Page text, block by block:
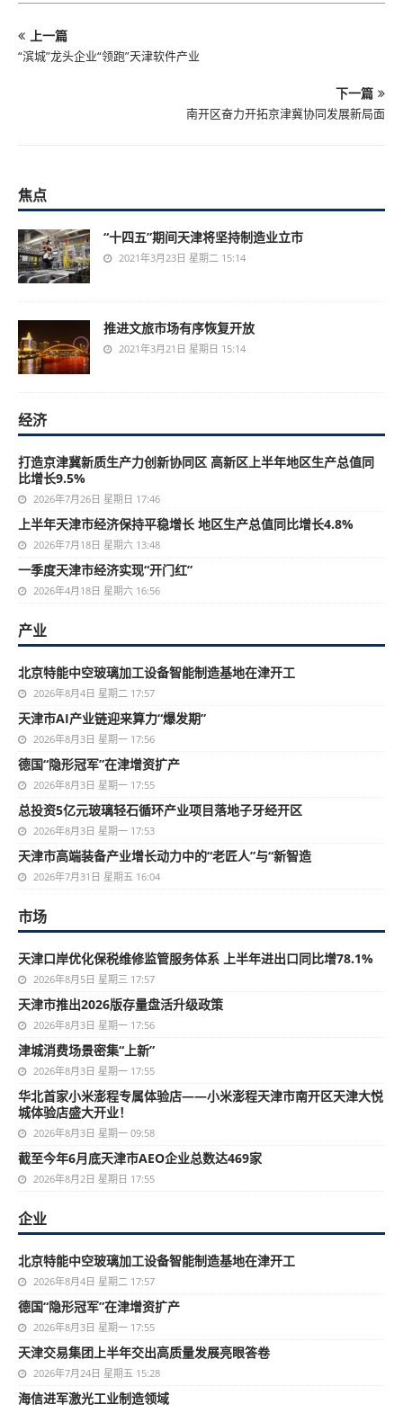
上一篇
“滨城”龙头企业“领跑”天津软件产业
下一篇
南开区奋力开拓京津冀协同发展新局面
焦点
“十四五”期间天津将坚持制造业立市
2021年3月23日 星期二 15:14
推进文旅市场有序恢复开放
2021年3月21日 星期日 15:14
经济
打造京津冀新质生产力创新协同区 高新区上半年地区生产总值同
比增长9.5%
2026年7月26日 星期日 17:46
上半年天津市经济保持平稳增长 地区生产总值同比增长4.8%
2026年7月18日 星期六 13:48
一季度天津市经济实现“开门红”
2026年4月18日 星期六 16:56
产业
北京特能中空玻璃加工设备智能制造基地在津开工
2026年8月4日 星期二 17:57
天津市AI产业链迎来算力“爆发期”
2026年8月3日 星期一 17:56
德国“隐形冠军”在津增资扩产
2026年8月3日 星期一 17:55
总投资5亿元玻璃轻石循环产业项目落地子牙经开区
2026年8月3日 星期一 17:53
天津市高端装备产业增长动力中的“老匠人”与“新智造
2026年7月31日 星期五 16:04
市场
天津口岸优化保税维修监管服务体系 上半年进出口同比增78.1%
2026年8月5日 星期三 17:57
天津市推出2026版存量盘活升级政策
2026年8月3日 星期一 17:56
津城消费场景密集“上新”
2026年8月3日 星期一 17:55
华北首家小米澎程专属体验店——小米澎程天津市南开区天津大悦
城体验店盛大开业！
2026年8月3日 星期一 09:58
截至今年6月底天津市AEO企业总数达469家
2026年8月2日 星期日 17:55
企业
北京特能中空玻璃加工设备智能制造基地在津开工
2026年8月4日 星期二 17:57
德国“隐形冠军”在津增资扩产
2026年8月3日 星期一 17:55
天津交易集团上半年交出高质量发展亮眼答卷
2026年7月24日 星期五 15:28
海信进军激光工业制造领域